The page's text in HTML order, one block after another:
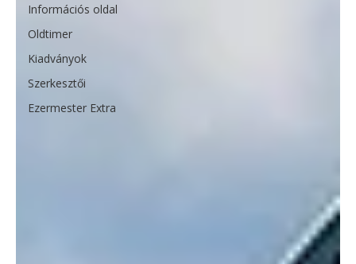
Információs oldal
Oldtimer
Kiadványok
Szerkesztői
Ezermester Extra